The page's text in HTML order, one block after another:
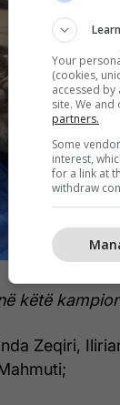
këtë
Zeqiri,
Your
(cookies,
accessed
site. We
partners.
Some
interest,
for a link at
withdraw